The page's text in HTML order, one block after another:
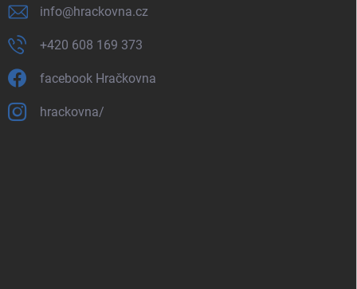
info@hrackovna.cz
+420 608 169 373
facebook Hračkovna
hrackovna/